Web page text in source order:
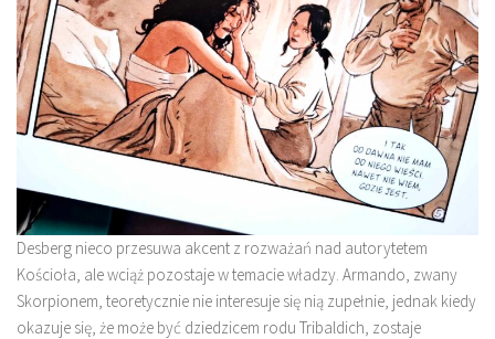
Desberg nieco przesuwa akcent z rozważań nad autorytetem
Kościoła, ale wciąż pozostaje w temacie władzy. Armando, zwany
Skorpionem, teoretycznie nie interesuje się nią zupełnie, jednak kiedy
okazuje się, że może być dziedzicem rodu Tribaldich, zostaje